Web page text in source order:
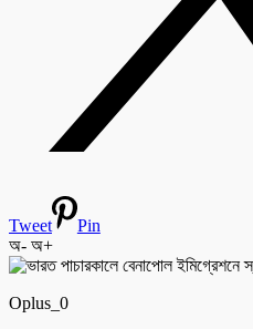
Tweet
Pin
অ- অ+
Oplus_0